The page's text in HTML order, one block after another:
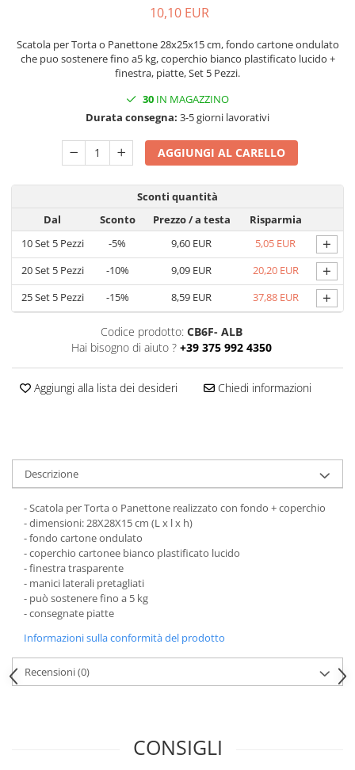
Scatole Cubo per Bomboniere
Scatole Fondo + Coperchio
Scatole per Caramelle e Dolci
Scatole per Cioccolato in Tavoletta
Scatole per Confezioni Regalo
Scatole per Macarons e Praline
Praline
Scatole Medie e Grandi per 10–40
Macarons
Scatole per 5–6 Macarons con
Finestra Decorata Effetto Pizzo
Scatole per Praline con Separatore
Cassetto per Macarons
Scatole Piccole per 2–10 Macarons
Scatole per Muffin
Scatole per Uova e Figure di
Cioccolato
Scatole Personalizzate
Scatole Senza Finestra per Mini
Pasticcini
Supporti per Pasticcini
Vassoi in Cartone
Vassoi per Pasticcini e Torte
10,10 EUR
Scatola per Torta o Panettone 28x25x15 cm, fondo cartone ondulato
che puo sostenere fino a5 kg, coperchio bianco plastificato lucido +
finestra, piatte, Set 5 Pezzi.
30 IN MAGAZZINO
Durata consegna: 3-5 giorni lavorativi
AGGIUNGI AL CARELLO
Sconti quantità
Dal
Sconto Prezzo/ a testa
Risparmia
10Set 5 Pezzi -5% 9,60 EUR 5,05 EUR +
20Set 5 Pezzi -10% 9,09 EUR 20,20 EUR +
25Set 5 Pezzi -15% 8,59 EUR 37,88 EUR +
Codice prodotto: CB6F- ALB
Hai bisogno di aiuto ? +39 375 992 4350
Aggiungi alla lista dei desideri Chiedi informazioni
Descrizione
- Scatola per Torta o Panettone realizzato con fondo + coperchio
- dimensioni: 28X28X15 cm (L x l x h)
- fondo cartone ondulato
- coperchio cartonee bianco plastificato lucido
- finestra trasparente
- manici laterali pretagliati
- può sostenere fino a 5 kg
- consegnate piatte
Informazioni sulla conformità del prodotto
Recensioni(0)
CONSIGLI